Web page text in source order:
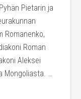
Pietarin ja
Romanenko,
Roman
Aleksei
Mongoliasta. …